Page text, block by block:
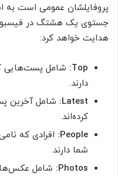
پروفایلشان عمومی است به
جستوی یک هشتگ در
هدایت خواهد کرد:
Top: شامل پست‌هایی
دارند.
Latest: شامل آخرین
کرده‌اند.
People: افرادی که
شما دارند.
Photos: شامل